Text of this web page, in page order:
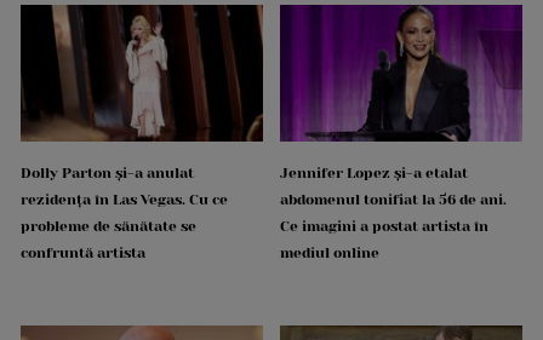
Dolly Parton și-a anulat
rezidența în Las Vegas. Cu ce
probleme de sănătate se
confruntă artista
Jennifer Lopez și-a etalat
abdomenul tonifiat la 56 de ani.
Ce imagini a postat artista în
mediul online